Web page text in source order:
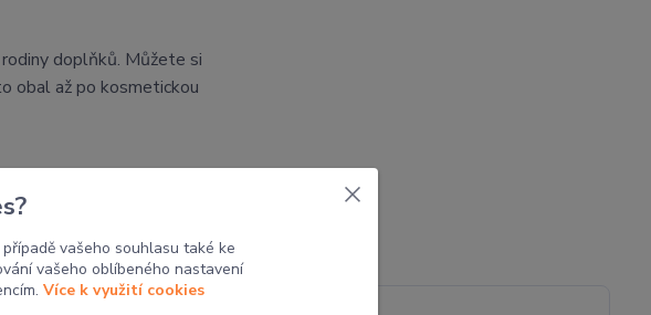
doplňků. Můžete si
obal až po kosmetickou
5
vašeho souhlasu také ke
vašeho oblíbeného nastavení
Více k využití cookies